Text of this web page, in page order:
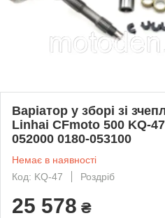
Варіатор у зборі зі
Linhai СFmoto 500 KQ-
052000 0180-053100
Немає в наявності
Код: KQ-47
Роздріб
25 578 ₴